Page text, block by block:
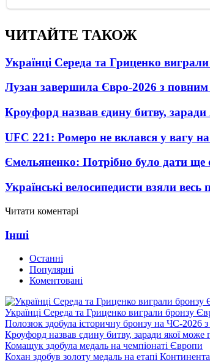
ЧИТАЙТЕ ТАКОЖ
Українці Середа та Гриценко
Лузан завершила Євро-2026 з
Кроуфорд назвав єдину битву,
UFC 221: Ромеро не вклався у вагу
Ємельяненко: Потрібно було дати ще
Українські велосипедисти взяли
Читати коментарі
Інші
Останні
Популярні
Коментовані
Українці Середа та Гриценко виграли бронзу
Полозюк здобула історичну бронзу на ЧС-2026
Кроуфорд назвав єдину битву, заради якої може
Комащук здобула медаль на чемпіонаті Європи
Кохан здобув золоту медаль на етапі